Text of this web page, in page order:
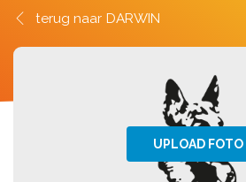
DARWIN